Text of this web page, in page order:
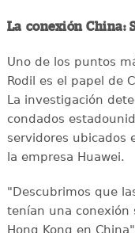
La conexión China:
Uno de los puntos
Rodil es el papel de
La investigación
condados
servidores ubicados
la empresa Huawei.
"Descubrimos que
tenían una conexión
Hong Kong en